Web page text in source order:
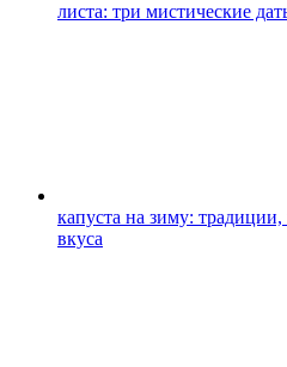
листа: три мистические
капуста на зиму:
вкуса